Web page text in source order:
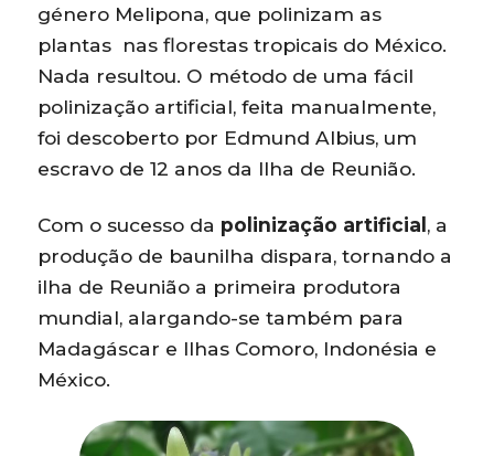
género Melipona, que polinizam as
plantas nas florestas tropicais do México.
Nada resultou. O método de uma fácil
polinização artificial, feita manualmente,
foi descoberto por Edmund Albius, um
escravo de 12 anos da Ilha de Reunião.
Com o sucesso da polinização artificial, a
produção de baunilha dispara, tornando a
ilha de Reunião a primeira produtora
mundial, alargando-se também para
Madagáscar e Ilhas Comoro, Indonésia e
México.